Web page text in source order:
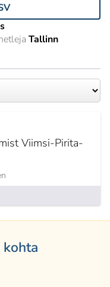
Tallinn
Viimsi-Pirita-